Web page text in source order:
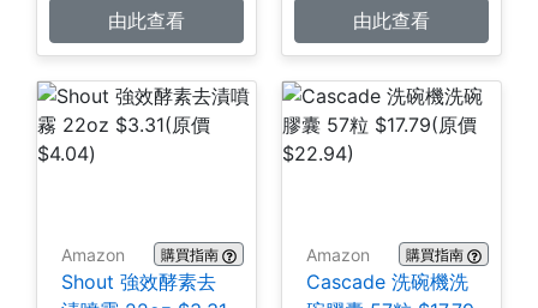
由此查看
由此查看
Amazon 購買指南
Shout 強效酵素去
Amazon 購買指南
Cascade 洗碗機洗